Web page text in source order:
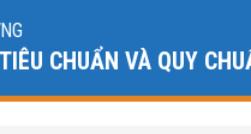
CHUẨN VÀ QUY